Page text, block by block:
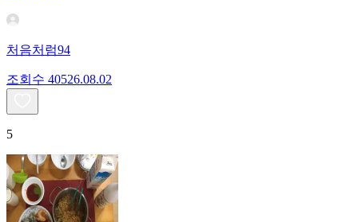
처음처럼94
조회수 40526.08.02
5